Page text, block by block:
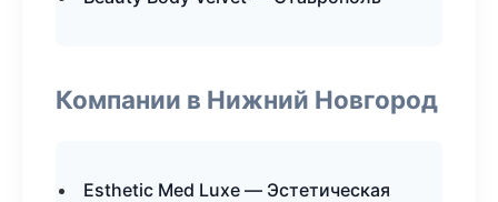
Компании в Нижний Новгород
Esthetic Med Luxe — Эстетическая